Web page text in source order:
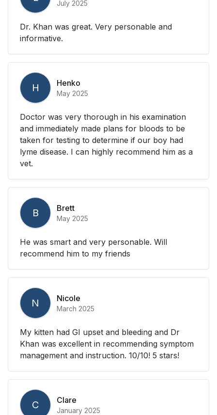
July 2025
Dr. Khan was great. Very personable and
informative.
H Henko
May 2025
Doctor was very thorough in his examination
and immediately made plans for bloods to be
taken for testing to determine if our boy had
lyme disease. I can highly recommend him as a
vet.
B Brett
May 2025
He was smart and very personable. Will
recommend him to my friends
N Nicole
March 2025
My kitten had GI upset and bleeding and Dr
Khan was excellent in recommending symptom
management and instruction. 10/10! 5 stars!
C Clare
January 2025